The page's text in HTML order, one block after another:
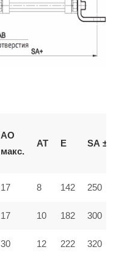
AO
макс.
AT E SA ±2
17 8 142 250
17 10 182 300
30 12 222 320